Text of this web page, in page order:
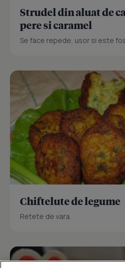
Strudel din aluat de
pere si caramel
Se face repede, usor si este
Chiftelute de legume
Retete de vara.